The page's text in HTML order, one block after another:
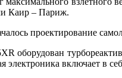
Каир – Париж.
проектирование
оборудован
электроника включает в